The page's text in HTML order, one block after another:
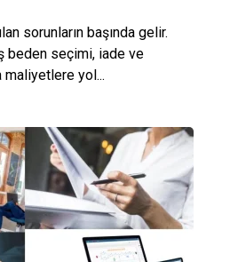
sorunların başında gelir.
beden seçimi, iade ve
maliyetlere yol...